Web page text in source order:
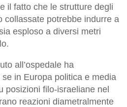
il fatto che le strutture degli
collassate potrebbe indurre a
esploso a diversi metri
all’ospedale ha
in Europa politica e media
posizioni filo-israeliane nel
reazioni diametralmente